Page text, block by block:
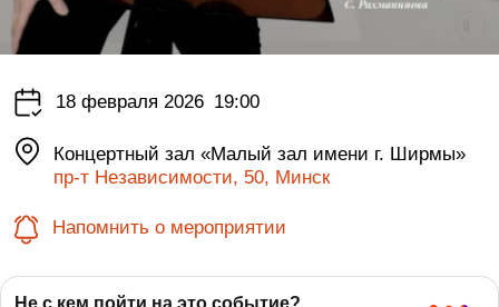
18 февраля 2026 19:00
Концертный зал «Малый зал имени г. Ширмы»
пр-т Независимости, 50, Минск
Напомнить о мероприятии